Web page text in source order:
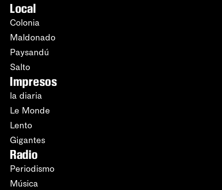
Local
Colonia
Maldonado
Paysandú
Salto
Impresos
la diaria
Le Monde
Lento
Gigantes
Radio
Periodismo
Música